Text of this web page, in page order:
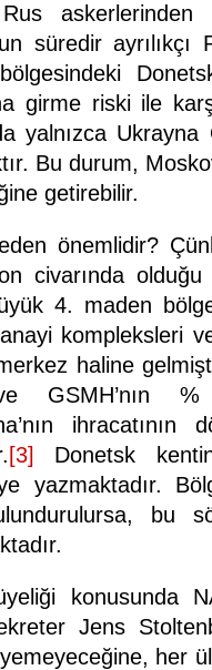
askerlerinden
süredir ayrılıkçı
girme riski ile
yalnızca
Bu durum,
getirebilir.
önemlidir?
civarında
4. maden
kompleksleri
haline
GSMH’nın
[3]
Donetsk
yazmaktadır.
bu
konusunda
Jens
her